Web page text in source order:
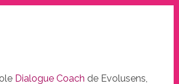
Dialogue Coach de Evolusens,